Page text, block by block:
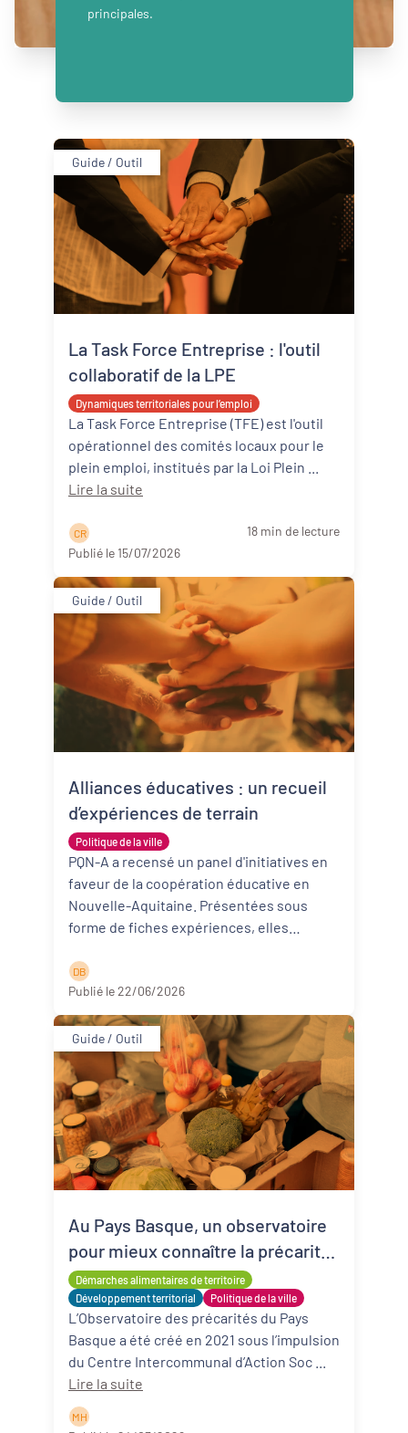
principales.
Guide / Outil
Dynamiques territoriales pour l’emploi
La Task Force Entreprise : l'outil
collaboratif de la LPE
La Task Force Entreprise (TFE) est l'outil
opérationnel des comités locaux pour le
Lire la suite
C R
18 min de lecture
Publié le 15/07/2026
Guide / Outil
Politique de la ville
Alliances éducatives : un recueil
d’expériences de terrain
PQN-A a recensé un panel d'initiatives en
faveur de la coopération éducative en
Nouvelle-Aquitaine. Présentées sous
forme de fiches expériences, elles
Lire la suite
D B
Publié le 22/06/2026
Guide / Outil
Démarches alimentaires de territoire
Développement territorial
Politique de la ville
Au Pays Basque, un observatoire
pour mieux connaître la précarité
alimentaire
L’Observatoire des précarités du Pays
Basque a été créé en 2021 sous l’impulsion
Lire la suite
M H